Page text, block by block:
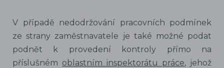
V případě nedodržování pracovních podmínek
ze strany zaměstnavatele je také možné podat
podnět k provedení kontroly přímo na
příslušném oblastním inspektorátu práce, jehož